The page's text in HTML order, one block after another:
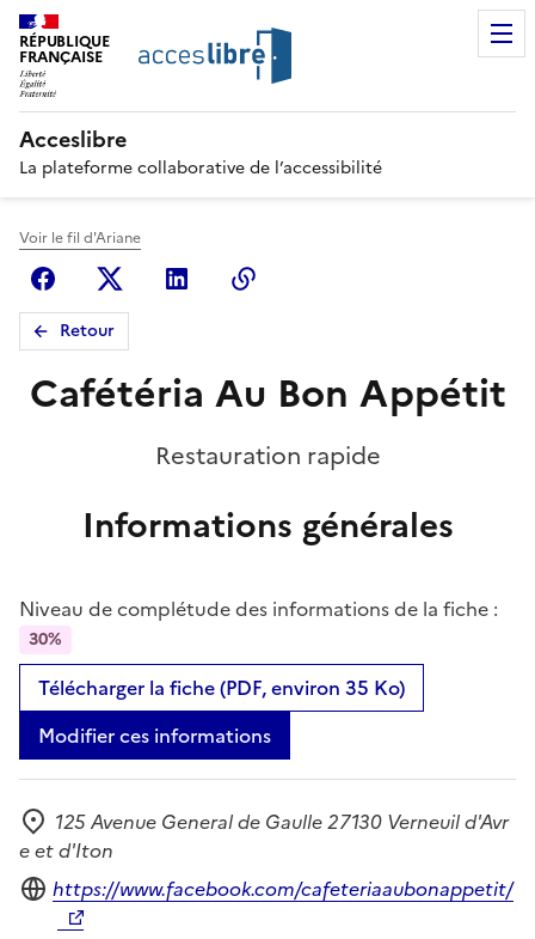
RÉPUBLIQUE
FRANÇAISE
Acceslibre
La plateforme collaborative de l’accessibilité
Voir le fil d'Ariane
FacebookX (anciennement Twitter)
Linkedin
Retour
Cafétéria Au Bon Appétit
Restauration rapide
Informations générales
Niveau de complétude des informations de la fiche :
30%
Télécharger la fiche (PDF, environ 35 Ko)
Modifier ces informations
Adresse
125 Avenue General de Gaulle 27130 Verneuil d'Avr
e et d'Iton
Site internet
https://www.facebook.com/cafeteriaaubonappetit/